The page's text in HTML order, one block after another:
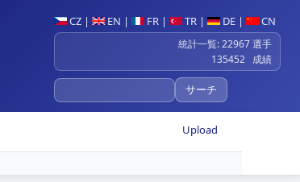
CZ | EN | FR | TR | DE | CN
統計一覧: 22967 選手
135452 成績
Upload